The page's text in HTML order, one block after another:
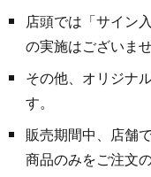
店頭では「サイン
の実施はございませ
その他、オリジナ
す。
販売期間中、店舗
商品のみをご注文